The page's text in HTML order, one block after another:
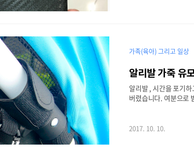
가족(육아) 그리고 일상
알리발 가죽 유
알리발 , 시간을 포기
버렸습니다. 여분으로
히 급한것도 아니므로
2017. 10. 10.